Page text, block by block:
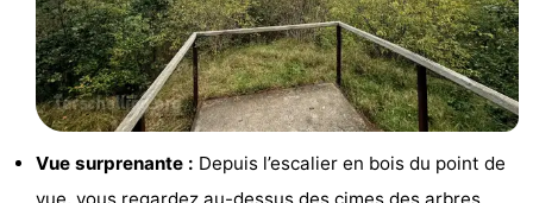
De
Riesen
Elements
Schuttersbos
- Vue surprenante : Depuis l’escalier en bois du point de